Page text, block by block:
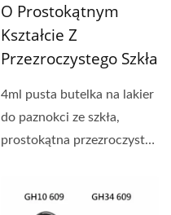
O Prostokątnym
Kształcie Z
Przezroczystego Szkła
4ml pusta butelka na lakier
do paznokci ze szkła,
prostokątna przezroczysta